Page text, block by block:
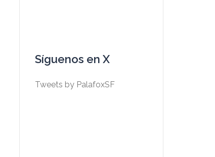
Síguenos en X
Tweets by PalafoxSF